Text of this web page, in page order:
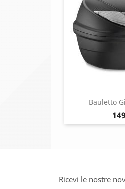
Bauletto
Ricevi le nostre